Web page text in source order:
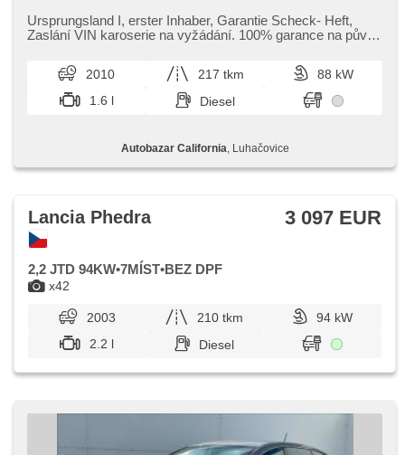
Klimaablage, LED denní svícení, Handgetriebe,
Nebelscheinwerfer, Multifunktionslenkrad, Lenkrad
Antriebsschlupfregelung (ASR), Abnutzungssensor des
Bremsbelages, Außenthermometer, höheneinstellbare Sitze,
Heckscheibenwischer
Ursprungsland I,​ erster Inhaber,​ Garantie Scheck​- Heft,​
Zaslání VIN karoserie na vyžádání. 100% garance na původ
2010 217 tkm
88 kW
1.6 l
Diesel
Autobazar California , Luhačovice
x42
Lancia Phedra 3 097 EUR
2,2 JTD 94KW•7MÍST•BEZ DPF
2003 210 tkm
94 kW
2.2 l
Diesel